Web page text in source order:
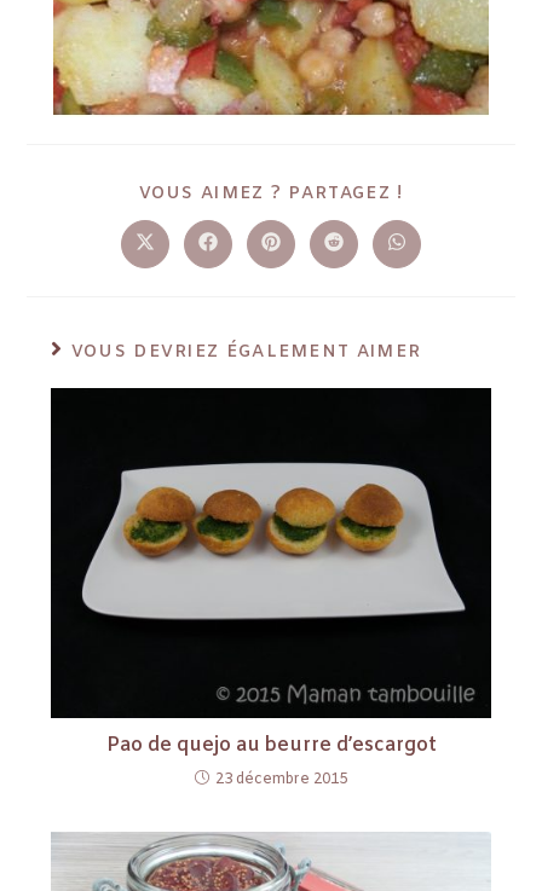
VOUS AIMEZ ? PARTAGEZ !
VOUS DEVRIEZ ÉGALEMENT AIMER
Pao de quejo au beurre d’escargot
23 décembre 2015